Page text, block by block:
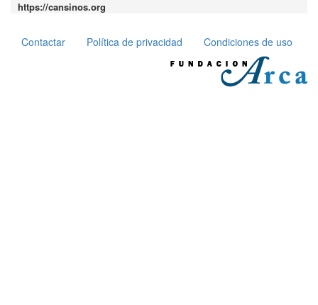
https://cansinos.org
Pie
Contactar Política de privacidad Condiciones de uso